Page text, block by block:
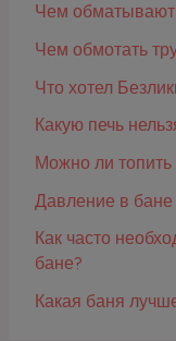
Чем
Чем обмотать
Что хотел
Какую печь
Можно ли топить
Давление в
Как часто
бане?
Какая баня